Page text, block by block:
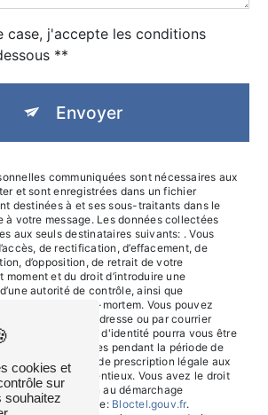
case, j'accepte les conditions
**
Envoyer
communiquées sont nécessaires aux
et sont enregistrées dans un fichier
destinées à et ses sous-traitants dans le
à votre message. Les données collectées
aux seuls destinataires suivants: . Vous
de rectification, d’effacement, de
d’opposition, de retrait de votre
moment et du droit d’introduire une
autorité de contrôle, ainsi que
vos données post-mortem. Vous pouvez
voie postale à l'adresse ou par courrier
. Un justificatif d'identité pourra vous être
vos données pendant la période de
pendant la durée de prescription légale aux
gestion des contentieux. Vous avez le droit
la liste d'opposition au démarchage
à cette adresse: Bloctel.gouv.fr.
cookies et
sur
souhaitez